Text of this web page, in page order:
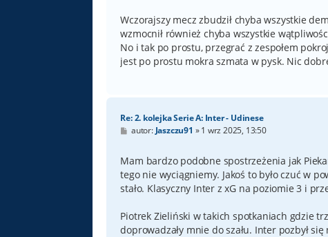
t
Wczorajszy mecz zbudził chyba wszystkie
wzmocnił również chyba wszystkie
No i tak po prostu, przegrać z zespołem
jest po prostu mokra szmata w pysk. Nic
Re: 2. kolejka Serie A: Inter - Udinese
P
t
autor: Jaszczu91 »1 wrz 2025, 13:50
Mam bardzo podobne spostrzeżenia jak
tego nie wyciągniemy. Jakoś to było czuć w
stało. Klasyczny Inter z xG na poziomie 3 i
Piotrek Zieliński w takich spotkaniach gdzie
doprowadzały mnie do szału. Inter pozbył